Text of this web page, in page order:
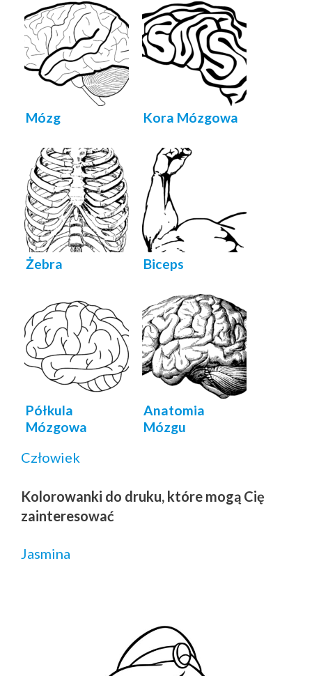
Mózg Kora Mózgowa
Żebra Biceps
Półkula
Mózgowa
Anatomia
Mózgu
Człowiek
Kolorowanki do druku, które mogą Cię
zainteresować
Jasmina